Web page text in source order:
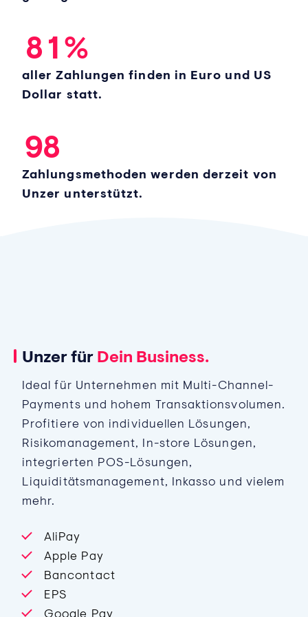
8 1 %
aller Zahlungen finden in Euro und US
Dollar statt.
6
7
9
5
6
8
Zahlungsmethoden werden derzeit von
Unzer unterstützt.
Unzer für Dein Business.
Ideal für Unternehmen mit Multi-Channel-
Payments und hohem Transaktionsvolumen.
Profitiere von individuellen Lösungen,
Risikomanagement, In-store Lösungen,
integrierten POS-Lösungen,
Liquiditätsmanagement, Inkasso und vielem
mehr.
AliPay
Apple Pay
Bancontact
EPS
Google Pay